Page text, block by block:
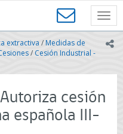
extractiva / Medidas de
/ Cesión Industrial -
cesión
española III-